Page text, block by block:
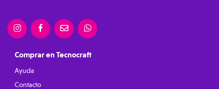
Comprar en Tecnocraft
Ayuda
Contacto